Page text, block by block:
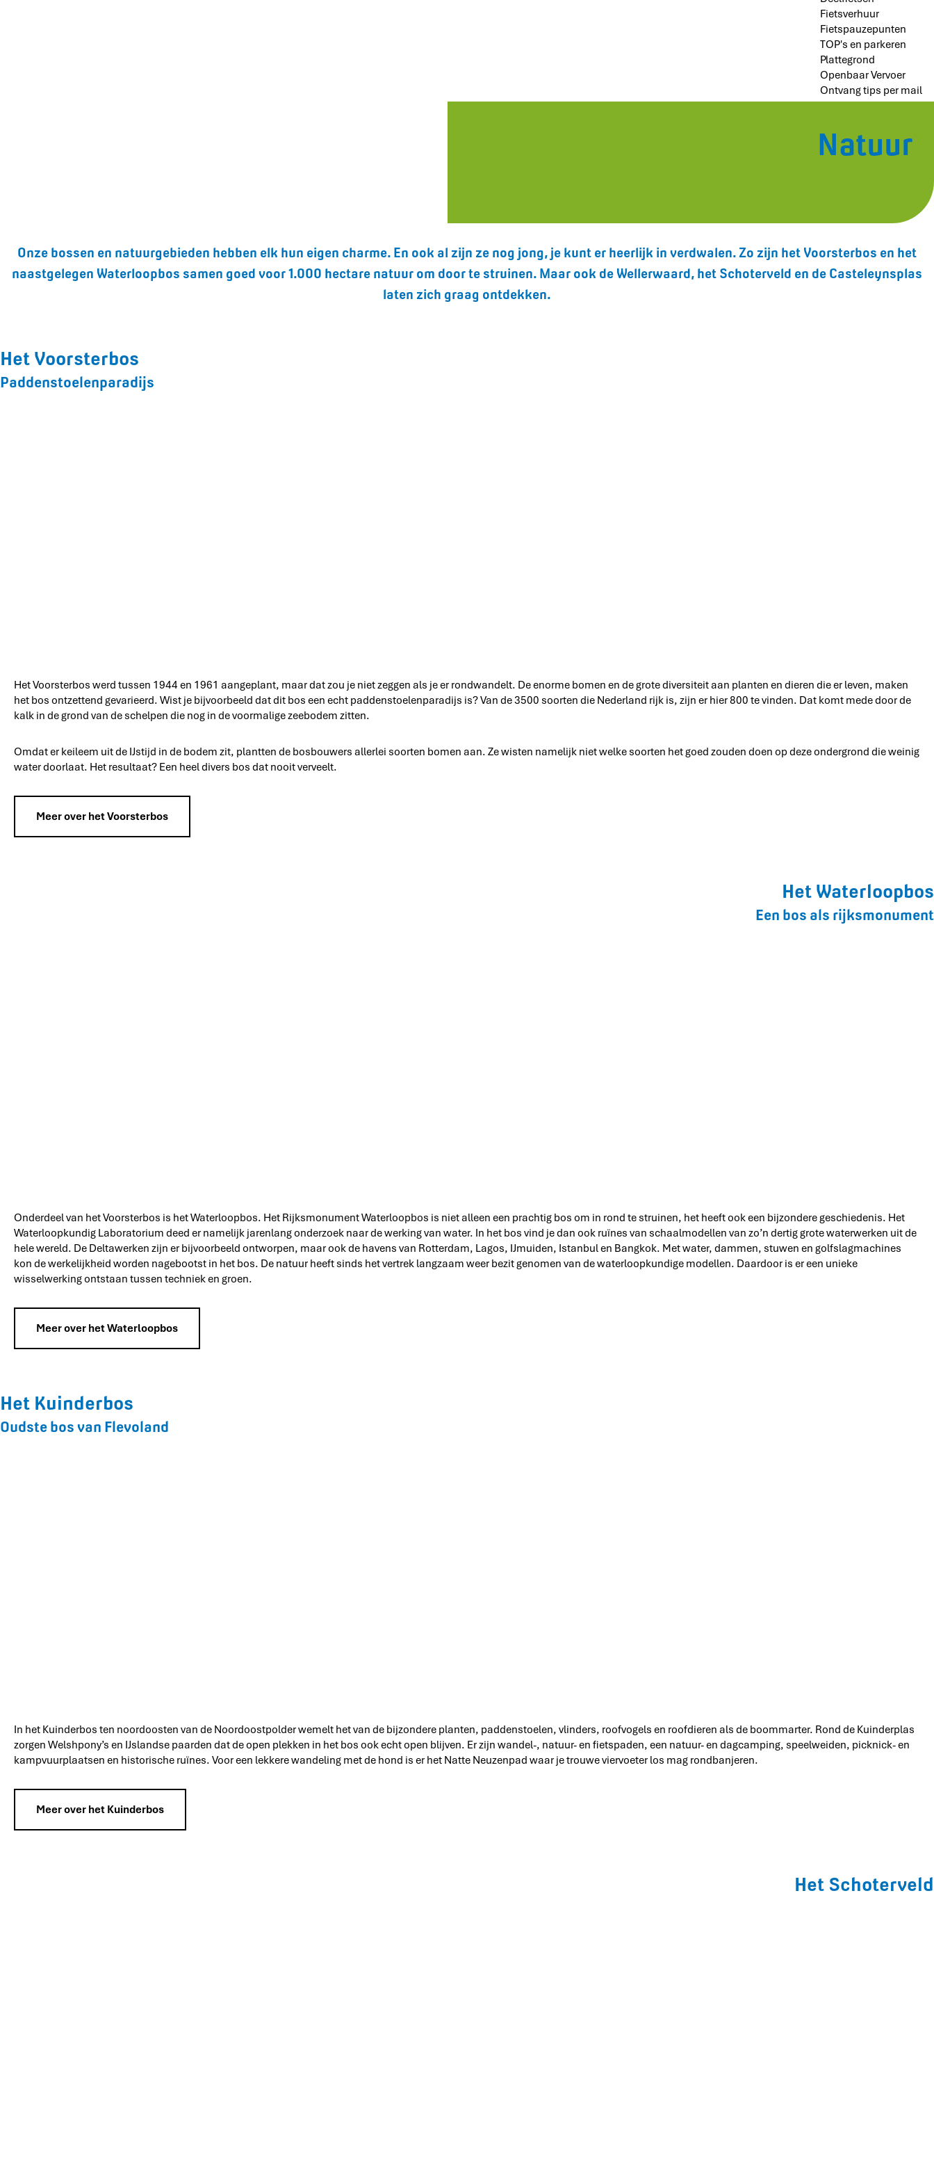
Fietsverhuur
Fietspauzepunten
TOP's en parkeren
Plattegrond
Openbaar Vervoer
Ontvang tips per mail
Natuur
Onze bossen en natuurgebieden hebben elk hun eigen charme. En ook al zijn ze nog jong, je kunt er heerlijk in verdwalen. Zo zijn het Voorsterbos en het
naastgelegen Waterloopbos samen goed voor 1.000 hectare natuur om door te struinen. Maar ook de Wellerwaard, het Schoterveld en de Casteleynsplas
laten zich graag ontdekken.
Het Voorsterbos
Paddenstoelenparadijs
Het Voorsterbos werd tussen 1944 en 1961 aangeplant, maar dat zou je niet zeggen als je er rondwandelt. De enorme bomen en de grote diversiteit aan planten en dieren die er leven, maken
het bos ontzettend gevarieerd. Wist je bijvoorbeeld dat dit bos een echt paddenstoelenparadijs is? Van de 3500 soorten die Nederland rijk is, zijn er hier 800 te vinden. Dat komt mede door de
kalk in de grond van de schelpen die nog in de voormalige zeebodem zitten.
Omdat er keileem uit de IJstijd in de bodem zit, plantten de bosbouwers allerlei soorten bomen aan. Ze wisten namelijk niet welke soorten het goed zouden doen op deze ondergrond die weinig
water doorlaat. Het resultaat? Een heel divers bos dat nooit verveelt.
Meer over het Voorsterbos
Het Waterloopbos
Een bos als rijksmonument
Onderdeel van het Voorsterbos is het Waterloopbos. Het Rijksmonument Waterloopbos is niet alleen een prachtig bos om in rond te struinen, het heeft ook een bijzondere geschiedenis. Het
Waterloopkundig Laboratorium deed er namelijk jarenlang onderzoek naar de werking van water. In het bos vind je dan ook ruïnes van schaalmodellen van zo’n dertig grote waterwerken uit de
hele wereld. De Deltawerken zijn er bijvoorbeeld ontworpen, maar ook de havens van Rotterdam, Lagos, IJmuiden, Istanbul en Bangkok. Met water, dammen, stuwen en golfslagmachines
kon de werkelijkheid worden nagebootst in het bos. De natuur heeft sinds het vertrek langzaam weer bezit genomen van de waterloopkundige modellen. Daardoor is er een unieke
wisselwerking ontstaan tussen techniek en groen.
Meer over het Waterloopbos
Het Kuinderbos
Oudste bos van Flevoland
In het Kuinderbos ten noordoosten van de Noordoostpolder wemelt het van de bijzondere planten, paddenstoelen, vlinders, roofvogels en roofdieren als de boommarter. Rond de Kuinderplas
zorgen Welshpony’s en IJslandse paarden dat de open plekken in het bos ook echt open blijven. Er zijn wandel-, natuur- en fietspaden, een natuur- en dagcamping, speelweiden, picknick- en
kampvuurplaatsen en historische ruïnes. Voor een lekkere wandeling met de hond is er het Natte Neuzenpad waar je trouwe viervoeter los mag rondbanjeren.
Meer over het Kuinderbos
Het Schoterveld